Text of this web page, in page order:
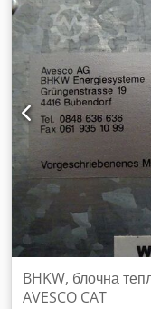
BHKW, блочна
AVESCO CAT